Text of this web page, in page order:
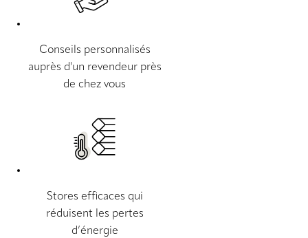
Conseils personnalisés
auprès d'un revendeur près
de chez vous
Stores efficaces qui
réduisent les pertes
d’énergie